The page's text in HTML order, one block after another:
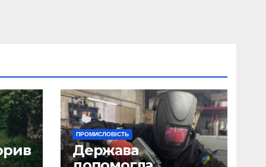
ПРОМИСЛОВІСТЬ
Держава